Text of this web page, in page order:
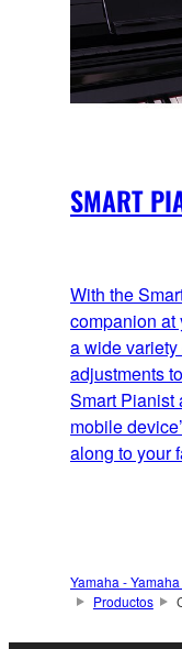
SMART
With the
companion at
a wide
adjustments
Smart Pianist
mobile
along to your
Yamaha -
Productos